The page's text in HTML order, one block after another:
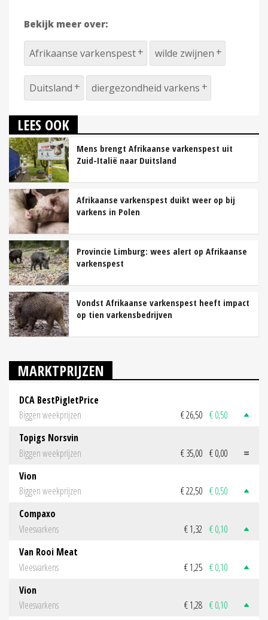
Bekijk meer over:
Afrikaanse varkenspest wilde zwijnen
Duitsland diergezondheid varkens
LEES OOK
Mens brengt Afrikaanse varkenspest uit
Zuid-Italië naar Duitsland
Afrikaanse varkenspest duikt weer op bij
varkens in Polen
Provincie Limburg: wees alert op Afrikaanse
varkenspest
Vondst Afrikaanse varkenspest heeft impact
op tien varkensbedrijven
MARKTPRIJZEN
DCA BestPigletPrice
Biggen weekprijzen
€ 26,50 € 0,50
Topigs Norsvin
Biggen weekprijzen
€ 35,00 € 0,00
Vion
Biggen weekprijzen
€ 22,50 € 0,50
Compaxo
Vleesvarkens
€ 1,32 € 0,10
Van Rooi Meat
Vleesvarkens
€ 1,25 € 0,10
Vion
Vleesvarkens
€ 1,28 € 0,10